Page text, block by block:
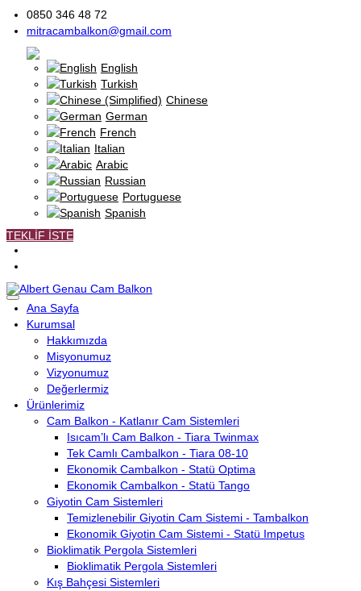
0850 346 48 72
mitracambalkon@gmail.com
English
Turkish
Chinese
German
French
Italian
Arabic
Russian
Portuguese
Spanish
TEKLİF İSTE
Ana Sayfa
Kurumsal
Hakkımızda
Misyonumuz
Vizyonumuz
Değerlermiz
Ürünlerimiz
Cam Balkon - Katlanır Cam Sistemleri
Isıcam’lı Cam Balkon - Tiara Twinmax
Tek Camlı Cambalkon - Tiara 08-10
Ekonomik Cambalkon - Statü Optima
Ekonomik Cambalkon - Statü Tango
Giyotin Cam Sistemleri
Temizlenebilir Giyotin Cam Sistemi - Tambalkon
Ekonomik Giyotin Cam Sistemi - Statü Impetus
Bioklimatik Pergola Sistemleri
Bioklimatik Pergola Sistemleri
Kış Bahçesi Sistemleri